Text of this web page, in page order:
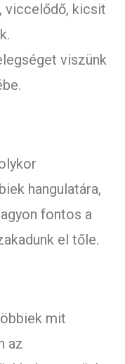
viccelődő, kicsit
viszünk
hangulatára,
fontos a
el tőle.
mit
az